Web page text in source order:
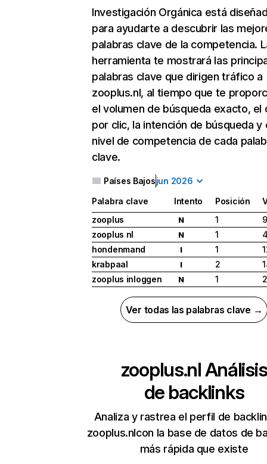
Investigación Orgánica está
para ayudarte a descubrir las
palabras clave de la competencia.
herramienta te mostrará las
palabras clave que dirigen tráfico a
zooplus.nl, al tiempo que te
el volumen de búsqueda exacto, el
por clic, la intención de búsqueda y
nivel de competencia de cada
clave.
Países Bajosjun 2026
Palabra clave Intento Posición
zooplus
N 1
zooplus nl
N 1
hondenmand
I 1
krabpaal
I 2
zooplus inloggen
N 1
Ver todas las palabras clave →
zooplus.nlAnálisis
de backlinks
Analiza y rastrea el perfil de
zooplus.nlcon la base de datos de
más rápida que existe